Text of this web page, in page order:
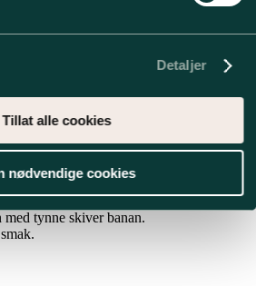
Detaljer
Tillat alle cookies
nødvendige cookies
forsiktig deigen ut til den er tynn i
i kantene.
er ferdig.
med tomatsaus.
over.
med tynne skiver banan.